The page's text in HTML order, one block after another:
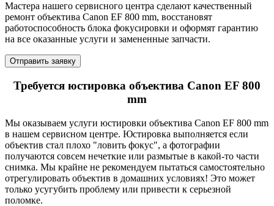
Мастера нашего сервисного центра сделают качественный
ремонт объектива Canon EF 800 mm, восстановят
работоспособность блока фокусировки и оформят гарантию
на все оказанные услуги и замененные запчасти.
Отправить заявку
Требуется юстировка объектива Canon EF 800
mm
Мы оказываем услуги юстировки объектива Canon EF 800 mm
в нашем сервисном центре. Юстировка выполняется если
объектив стал плохо "ловить фокус", а фотографии
получаются совсем нечеткие или размытые в какой-то части
снимка. Мы крайне не рекомендуем пытаться самостоятельно
отрегулировать объектив в домашних условиях! Это может
только усугубить проблему или привести к серьезной
поломке.